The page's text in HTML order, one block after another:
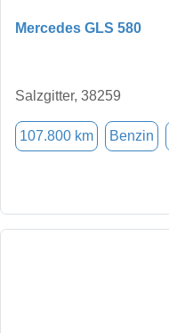
Mercedes GLS 580
Salzgitter, 38259
107.800 km Benzin